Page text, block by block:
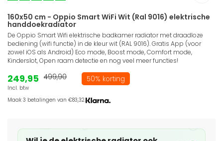
160x50 cm - Oppio Smart WiFi Wit (Ral 9016) elektrische
handdoekradiator
De Oppio Smart Wifi elektrische badkamer radiator met draadloze
bediening (wifi functie) in de kleur wit (RAL 9016). Gratis App (voor
zowel iOS als Android) Eco mode, Boost mode, Comfort mode,
Kinderslot, Open raam detectie en nog veel meer functies!
249,95
Incl. btw
499,90 50% korting
Maak 3 betalingen van €83,32.